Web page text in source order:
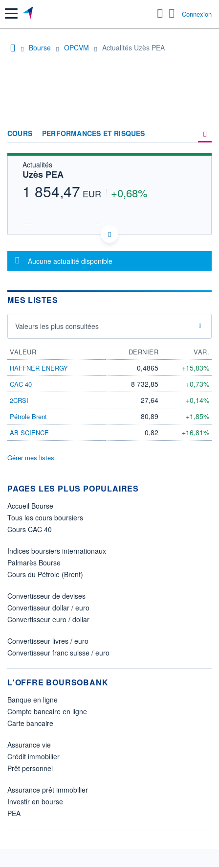
Menu Connexion
Bourse OPCVM Actualités Uzès PEA
COURS PERFORMANCES ET RISQUES
FORUM
Actualités
Uzès PEA
1 854,47 EUR +0,68%
FR0007485420 - Uzès Gestion
OPCVM DERNIER COURS CONNU AU 31/07/2026
05/12
1 600
1 800
Actions France Grandes
Cap.
FONDS PARTENAIRES
PEA PEA-PME BOURSOVIE LUX
BOURSOVIE
CTO BUSINESS
Non éligible Boursobank
6M / 31.07.26
4/7
ISR
Ce fonds détient le Label ISR (Investissement
+ PORTEFEUILLE
Message d'information
Aucune actualité disponible
MES LISTES
Valeurs les plus consultées
VALEUR DERNIER
VAR.
HAFFNER ENERGY
0,4865 +15,83%
CAC 40 8 732,85 +0,73%
2CRSI 27,64 +0,14%
Pétrole Brent 80,89 +1,85%
AB SCIENCE 0,82 +16,81%
Gérer mes listes
PAGES LES PLUS POPULAIRES
Accueil Bourse
Tous les cours boursiers
Cours CAC 40
Indices boursiers internationaux
Palmarès Bourse
Cours du Pétrole (Brent)
Convertisseur de devises
Convertisseur dollar / euro
Convertisseur euro / dollar
Convertisseur livres / euro
Convertisseur franc suisse / euro
L'OFFRE BOURSOBANK
Banque en ligne
Compte bancaire en ligne
Carte bancaire
Assurance vie
Crédit immobilier
Prêt personnel
Assurance prêt immobilier
Investir en bourse
PEA